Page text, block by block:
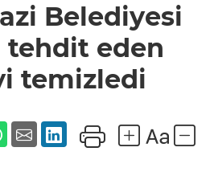
eden
Belediyesi
tehdit eden
temizledi